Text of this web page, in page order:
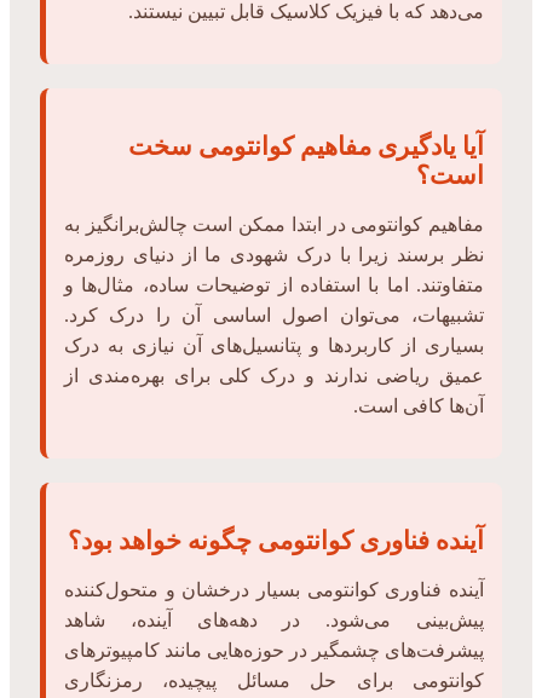
می‌دهد که با فیزیک کلاسیک قابل تبیین نیستند.
آیا یادگیری مفاهیم کوانتومی سخت
است؟
مفاهیم کوانتومی در ابتدا ممکن است چالش‌برانگیز به
نظر برسند زیرا با درک شهودی ما از دنیای روزمره
متفاوتند. اما با استفاده از توضیحات ساده، مثال‌ها و
تشبیهات، می‌توان اصول اساسی آن را درک کرد.
بسیاری از کاربردها و پتانسیل‌های آن نیازی به درک
عمیق ریاضی ندارند و درک کلی برای بهره‌مندی از
آن‌ها کافی است.
آینده فناوری کوانتومی چگونه خواهد بود؟
آینده فناوری کوانتومی بسیار درخشان و متحول‌کننده
پیش‌بینی می‌شود. در دهه‌های آینده، شاهد
پیشرفت‌های چشمگیر در حوزه‌هایی مانند کامپیوترهای
کوانتومی برای حل مسائل پیچیده، رمزنگاری